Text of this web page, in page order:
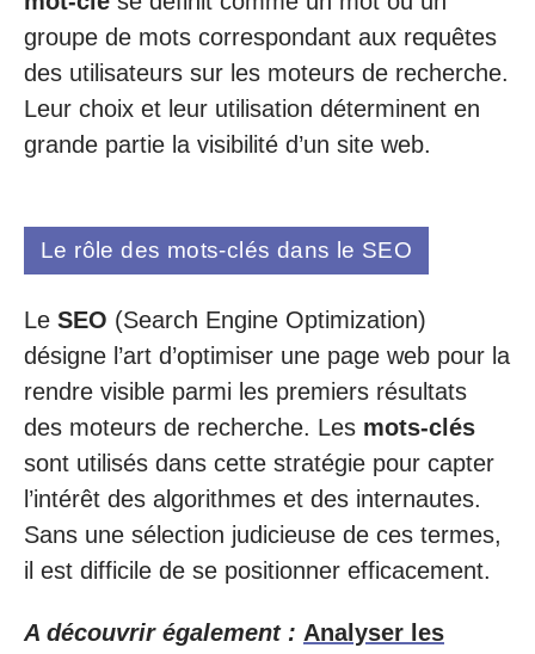
groupe de mots correspondant aux requêtes
des utilisateurs sur les moteurs de recherche.
Leur choix et leur utilisation déterminent en
grande partie la visibilité d’un site web.
Le rôle des mots-clés dans le SEO
Le SEO (Search Engine Optimization)
désigne l’art d’optimiser une page web pour la
rendre visible parmi les premiers résultats
des moteurs de recherche. Les mots-clés
sont utilisés dans cette stratégie pour capter
l’intérêt des algorithmes et des internautes.
Sans une sélection judicieuse de ces termes,
il est difficile de se positionner efficacement.
A découvrir également : Analyser les